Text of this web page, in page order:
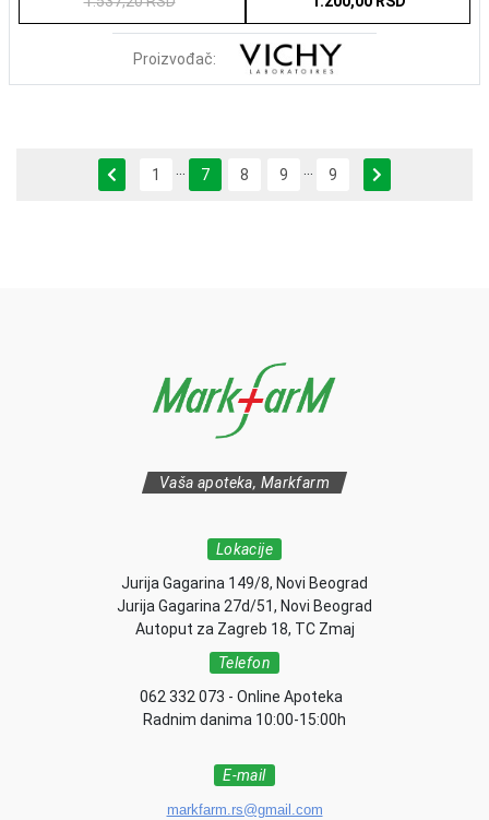
Proizvođač:
Previous
1 7 8 9 9
Vaša apoteka, Markfarm
Lokacije
Jurija Gagarina 149/8, Novi Beograd
Jurija Gagarina 27d/51, Novi Beograd
Autoput za Zagreb 18, TC Zmaj
Telefon
062 332 073 - Online Apoteka
Radnim danima 10:00-15:00h
E-mail
markfarm.rs@gmail.com